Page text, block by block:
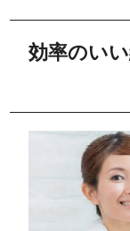
効率のい